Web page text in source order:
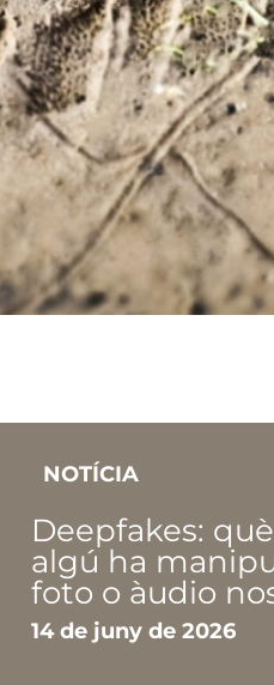
NOTÍCIA
Deepfakes:
algú ha
foto o àudio
14 de juny de 2026